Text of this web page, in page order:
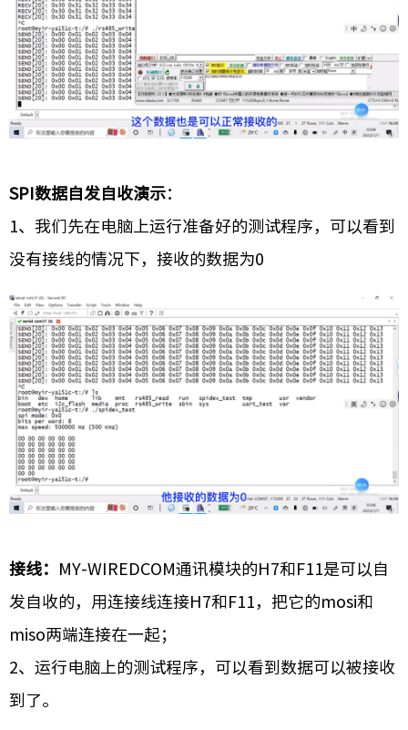
SPI数据自发自收演示：
1、我们先在电脑上运行准备好的测试程序，可以看到
没有接线的情况下，接收的数据为0
接线：
MY-WIREDCOM通讯模块的H7和F11是可以自
发自收的，用连接线连接H7和F11，把它的mosi和
miso两端连接在一起；
2、运行电脑上的测试程序，可以看到数据可以被接收
到了。